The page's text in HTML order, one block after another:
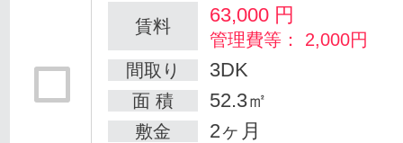
賃料 63,000 円
管理費等： 2,000円
間取り
3DK
面 積 52.3㎡
敷金 2ヶ月